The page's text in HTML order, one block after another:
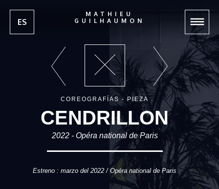
MATHIEU
GUILHAUMON
ES
COREOGRAFÍAS - PIEZA
CENDRILLON
2022 - Opéra national de Paris
Estreno : marzo del 2022 / Opéra national de Paris